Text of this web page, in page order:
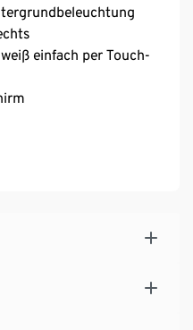
einfach per Touch-
Kopffreiheit
Control